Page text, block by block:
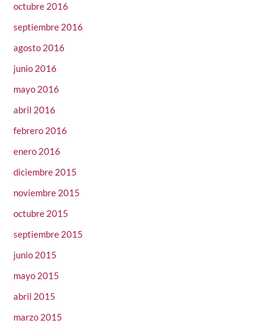
octubre 2016
septiembre 2016
agosto 2016
junio 2016
mayo 2016
abril 2016
febrero 2016
enero 2016
diciembre 2015
noviembre 2015
octubre 2015
septiembre 2015
junio 2015
mayo 2015
abril 2015
marzo 2015